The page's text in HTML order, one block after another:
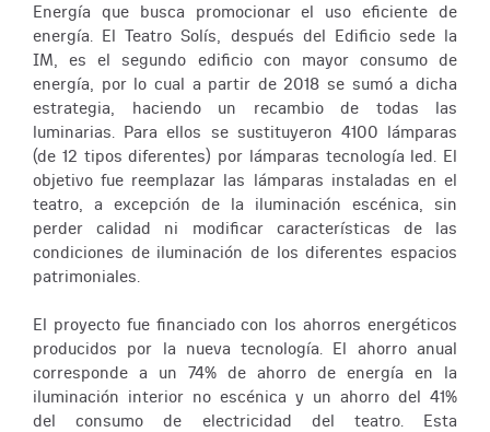
Energía que busca promocionar el uso eficiente de
energía. El Teatro Solís, después del Edificio sede la
IM, es el segundo edificio con mayor consumo de
energía, por lo cual a partir de 2018 se sumó a dicha
estrategia, haciendo un recambio de todas las
luminarias. Para ellos se sustituyeron 4100 lámparas
(de 12 tipos diferentes) por lámparas tecnología led. El
objetivo fue reemplazar las lámparas instaladas en el
teatro, a excepción de la iluminación escénica, sin
perder calidad ni modificar características de las
condiciones de iluminación de los diferentes espacios
patrimoniales.
El proyecto fue financiado con los ahorros energéticos
producidos por la nueva tecnología. El ahorro anual
corresponde a un 74% de ahorro de energía en la
iluminación interior no escénica y un ahorro del 41%
del consumo de electricidad del teatro. Esta